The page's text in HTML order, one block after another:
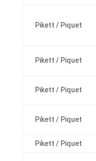
Pikett / Piquet
Pikett / Piquet
Pikett / Piquet
Pikett / Piquet
Pikett / Piquet